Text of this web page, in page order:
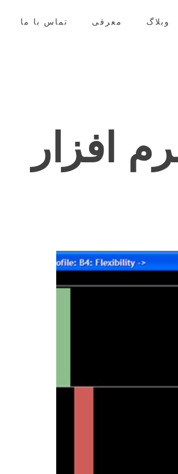
وبلاگ معرفی
تماس با ما
افزار